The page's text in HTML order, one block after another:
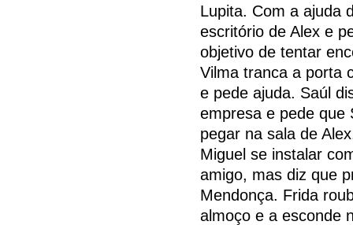
Lupita. Com a ajuda
escritório de Alex e
objetivo de tentar
Vilma tranca a porta
e pede ajuda. Saúl
empresa e pede que
pegar na sala de
Miguel se instalar
amigo, mas diz que
Mendonça. Frida
almoço e a esconde